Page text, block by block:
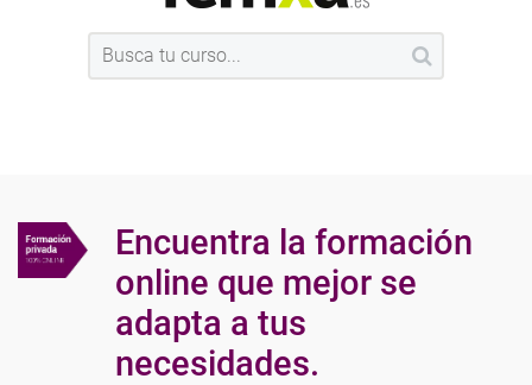
Encuentra la formación
online que mejor se
adapta a tus
necesidades.